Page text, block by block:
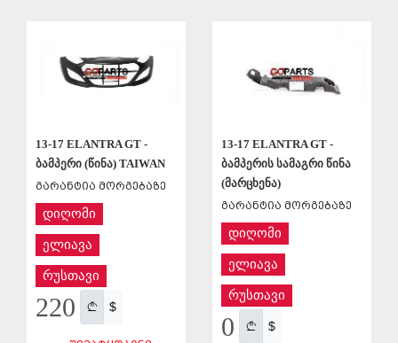
13-17 ELANTRA GT -
ბამპერი (წინა) TAIWAN
გარანტია მორგებაზე
დიღომი
ელიავა
რუსთავი
220 $
13-17 ELANTRA GT -
ბამპერის სამაგრი წინა
(მარცხენა)
გარანტია მორგებაზე
დიღომი
ელიავა
რუსთავი
0 $